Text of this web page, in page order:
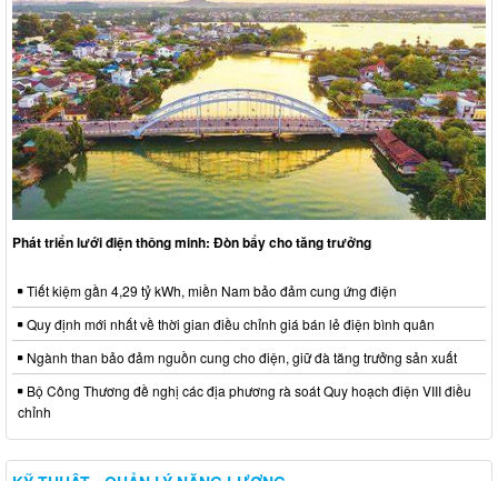
Phát triển lưới điện thông minh: Đòn bẩy cho tăng trưởng
Tiết kiệm gần 4,29 tỷ kWh, miền Nam bảo đảm cung ứng điện
Quy định mới nhất về thời gian điều chỉnh giá bán lẻ điện bình quân
Ngành than bảo đảm nguồn cung cho điện, giữ đà tăng trưởng sản xuất
Bộ Công Thương đề nghị các địa phương rà soát Quy hoạch điện VIII điều
chỉnh